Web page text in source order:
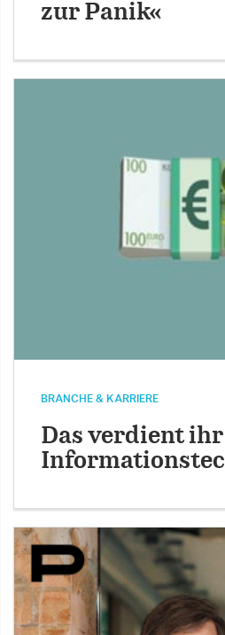
zur Panik«
BRANCHE & KARRIERE
Das verdient